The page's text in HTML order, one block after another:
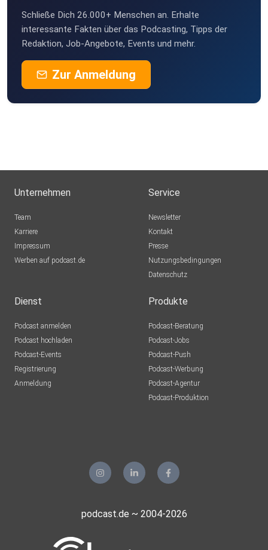
Schließe Dich 26.000+ Menschen an. Erhalte
interessante Fakten über das Podcasting, Tipps der
Redaktion, Job-Angebote, Events und mehr.
Zur Anmeldung
Unternehmen
Team
Karriere
Impressum
Werben auf podcast.de
Service
Newsletter
Kontakt
Presse
Nutzungsbedingungen
Datenschutz
Dienst
Podcast anmelden
Podcast hochladen
Podcast-Events
Registrierung
Anmeldung
Produkte
Podcast-Beratung
Podcast-Jobs
Podcast-Push
Podcast-Werbung
Podcast-Agentur
Podcast-Produktion
podcast.de ~ 2004-2026